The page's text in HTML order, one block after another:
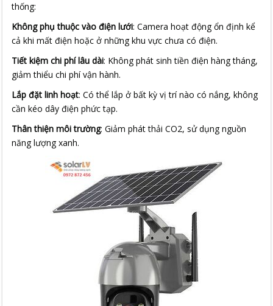
thống:
Không phụ thuộc vào điện lưới: Camera hoạt động ổn định kể
cả khi mất điện hoặc ở những khu vực chưa có điện.
Tiết kiệm chi phí lâu dài: Không phát sinh tiền điện hàng tháng,
giảm thiểu chi phí vận hành.
Lắp đặt linh hoạt: Có thể lắp ở bất kỳ vị trí nào có nắng, không
cần kéo dây điện phức tạp.
Thân thiện môi trường: Giảm phát thải CO2, sử dụng nguồn
năng lượng xanh.